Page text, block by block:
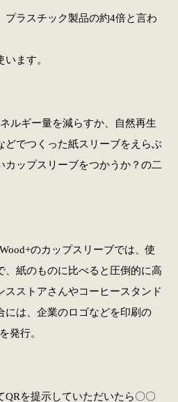
プラスチック製品の約4倍と言わ
ます。
ルギー量を減らすか、自然再生
どでつくった紙スリーブをえらぶ
カップスリーブをつかうか？の二
のカップスリーブでは、使
、紙のものに比べると圧倒的に高
スストアさんやコーヒースタンド
には、企業のロゴなどを印刷の
発行。
QRを提示していただいたら〇〇